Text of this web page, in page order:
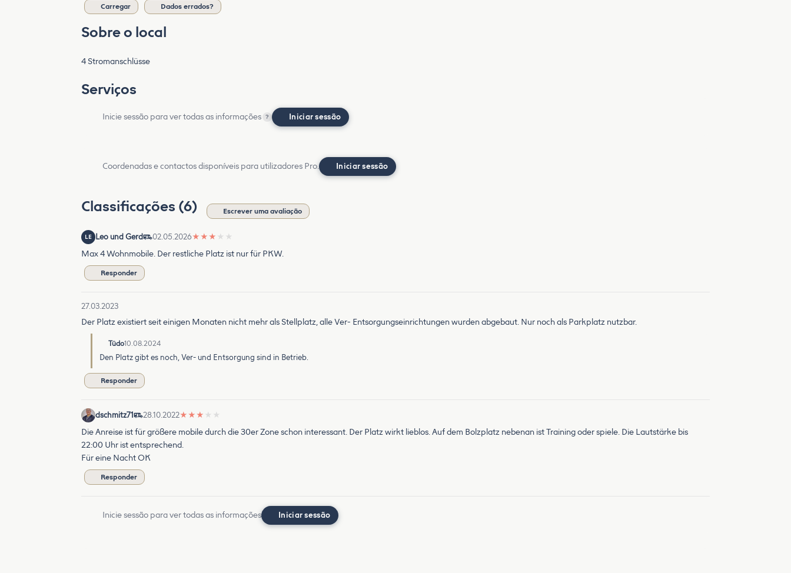
Carregar Dados errados?
Sobre o local
4 Stromanschlüsse
Serviços
Inicie sessão para ver todas as informações ? Iniciar sessão
Coordenadas e contactos disponíveis para utilizadores Pro. Iniciar sessão
Classificações (6) Escrever uma avaliação
LE Leo und Gerd 02.05.2026★ ★ ★ ★ ★
Max 4 Wohnmobile. Der restliche Platz ist nur für PKW.
Responder
27.03.2023
Der Platz existiert seit einigen Monaten nicht mehr als Stellplatz, alle Ver- Entsorgungseinrichtungen wurden abgebaut. Nur noch als Parkplatz nutzbar.
Tüdo10.08.2024
Den Platz gibt es noch, Ver- und Entsorgung sind in Betrieb.
Responder
dschmitz71 28.10.2022★ ★ ★ ★ ★
Die Anreise ist für größere mobile durch die 30er Zone schon interessant. Der Platz wirkt lieblos. Auf dem Bolzplatz nebenan ist Training oder spiele. Die Lautstärke bis
22:00 Uhr ist entsprechend.
Für eine Nacht OK
Responder
Inicie sessão para ver todas as informações Iniciar sessão